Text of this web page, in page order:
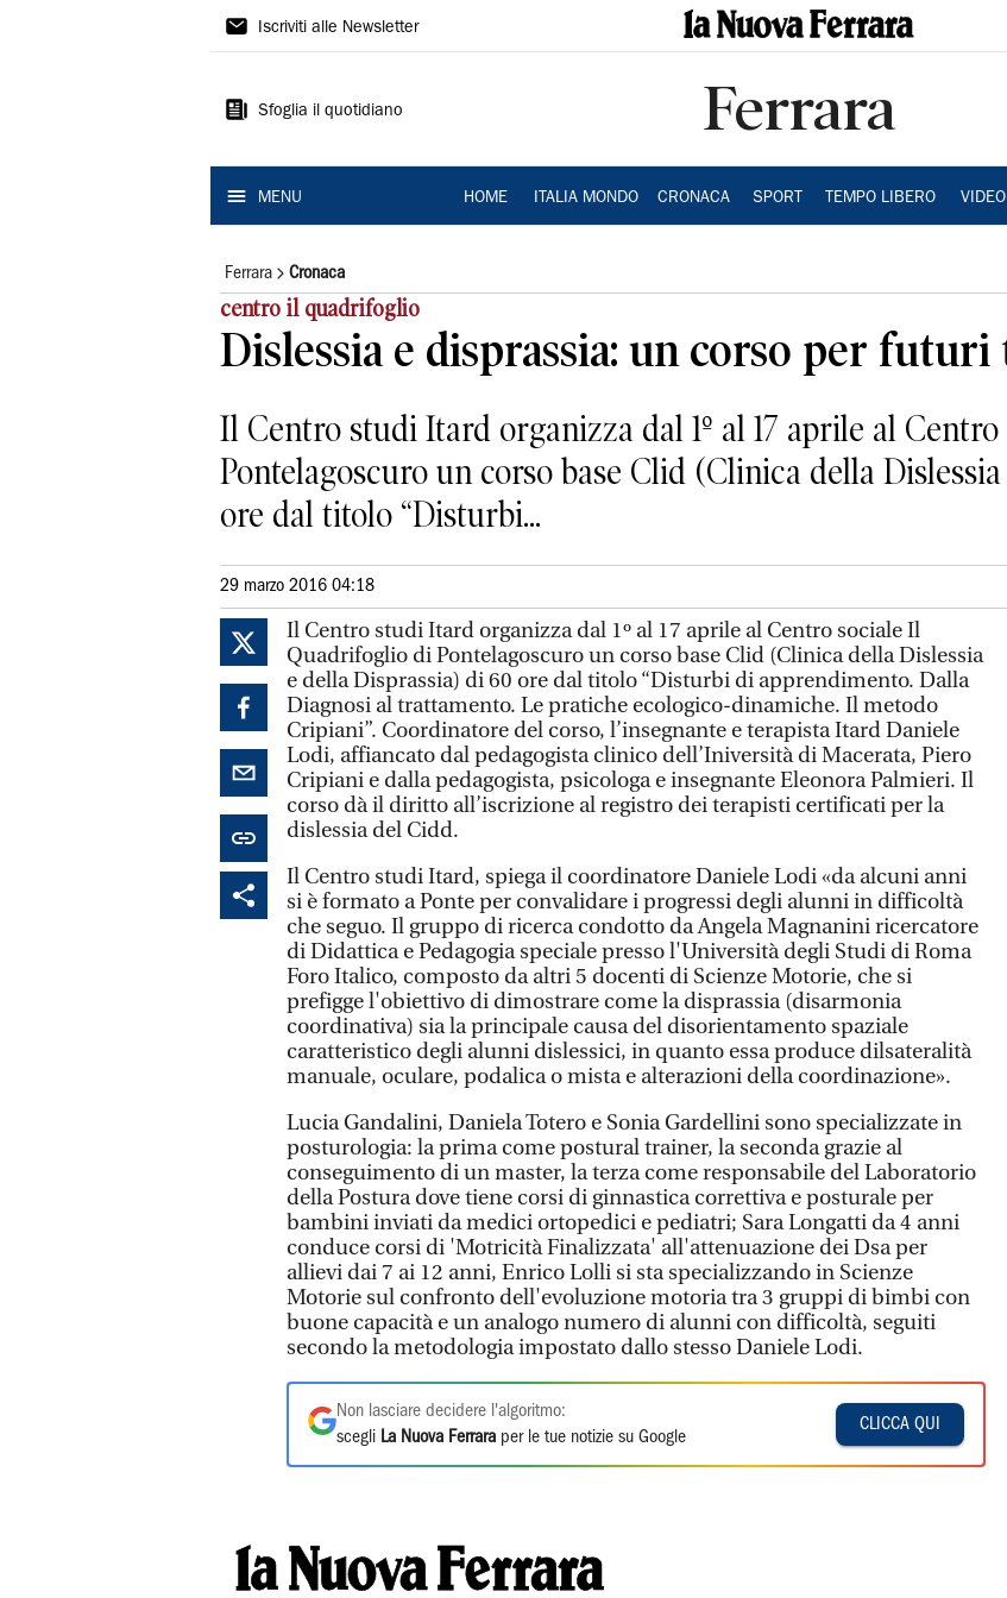
La
Ferrara
Iscriviti alle Newsletter
Sfoglia il quotidiano Ferrara
MENU HOME ITALIA MONDO CRONACA SPORT TEMPO LIBERO VIDEO
Ferrara Cronaca
centro il quadrifoglio
Dislessia e disprassia: un corso per
Il Centro studi Itard organizza dal 1º al 17 aprile al
Pontelagoscuro un corso base Clid (Clinica della
ore dal titolo “Disturbi...
29 marzo 2016 04:18
Il Centro studi Itard organizza dal 1º al 17 aprile al Centro sociale Il
Quadrifoglio di Pontelagoscuro un corso base Clid (Clinica della Dislessia
e della Disprassia) di 60 ore dal titolo “Disturbi di apprendimento. Dalla
Diagnosi al trattamento. Le pratiche ecologico-dinamiche. Il metodo
Cripiani”. Coordinatore del corso, l’insegnante e terapista Itard Daniele
Lodi, affiancato dal pedagogista clinico dell’Iniversità di Macerata, Piero
Cripiani e dalla pedagogista, psicologa e insegnante Eleonora Palmieri. Il
corso dà il diritto all’iscrizione al registro dei terapisti certificati per la
dislessia del Cidd.
Il Centro studi Itard, spiega il coordinatore Daniele Lodi «da alcuni anni
si è formato a Ponte per convalidare i progressi degli alunni in difficoltà
che seguo. Il gruppo di ricerca condotto da Angela Magnanini ricercatore
di Didattica e Pedagogia speciale presso l'Università degli Studi di Roma
Foro Italico, composto da altri 5 docenti di Scienze Motorie, che si
prefigge l'obiettivo di dimostrare come la disprassia (disarmonia
coordinativa) sia la principale causa del disorientamento spaziale
caratteristico degli alunni dislessici, in quanto essa produce dilsateralità
manuale, oculare, podalica o mista e alterazioni della coordinazione».
Lucia Gandalini, Daniela Totero e Sonia Gardellini sono specializzate in
posturologia: la prima come postural trainer, la seconda grazie al
conseguimento di un master, la terza come responsabile del Laboratorio
della Postura dove tiene corsi di ginnastica correttiva e posturale per
bambini inviati da medici ortopedici e pediatri; Sara Longatti da 4 anni
conduce corsi di 'Motricità Finalizzata' all'attenuazione dei Dsa per
allievi dai 7 ai 12 anni, Enrico Lolli si sta specializzando in Scienze
Motorie sul confronto dell'evoluzione motoria tra 3 gruppi di bimbi con
buone capacità e un analogo numero di alunni con difficoltà, seguiti
secondo la metodologia impostato dallo stesso Daniele Lodi.
Non lasciare decidere l'algoritmo:
scegli La Nuova Ferrara per le tue notizie su Google
CLICCA QUI